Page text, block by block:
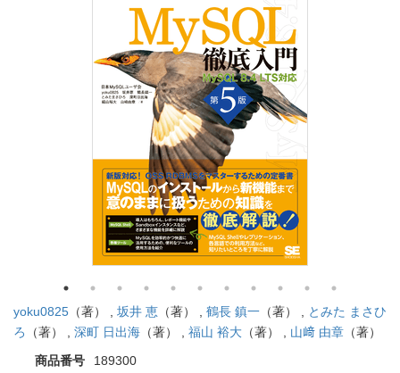
yoku0825 （著） , 坂井 恵 （著） , 鶴長 鎮一 （著） ,
とみた まさひ
ろ
（著） , 深町 日出海 （著） , 福山 裕大 （著） , 山﨑 由章 （著）
商品番号
189300